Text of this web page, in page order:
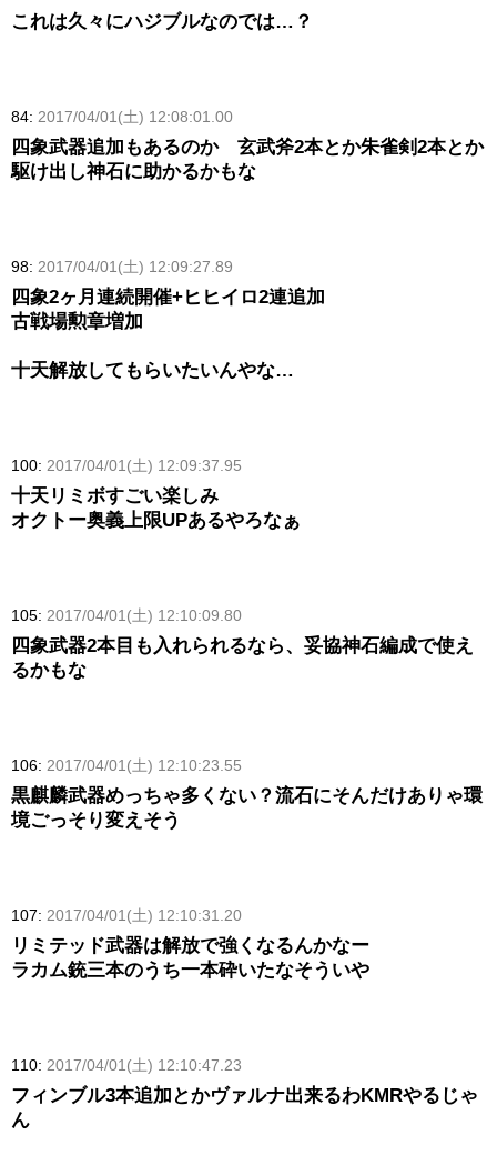
これは久々にハジブルなのでは…？
84: 2017/04/01(土) 12:08:01.00
四象武器追加もあるのか 玄武斧2本とか朱雀剣2本とか
駆け出し神石に助かるかもな
98: 2017/04/01(土) 12:09:27.89
四象2ヶ月連続開催+ヒヒイロ2連追加
古戦場勲章増加
十天解放してもらいたいんやな…
100: 2017/04/01(土) 12:09:37.95
十天リミボすごい楽しみ
オクトー奥義上限UPあるやろなぁ
105: 2017/04/01(土) 12:10:09.80
四象武器2本目も入れられるなら、妥協神石編成で使え
るかもな
106: 2017/04/01(土) 12:10:23.55
黒麒麟武器めっちゃ多くない？流石にそんだけありゃ環
境ごっそり変えそう
107: 2017/04/01(土) 12:10:31.20
リミテッド武器は解放で強くなるんかなー
ラカム銃三本のうち一本砕いたなそういや
110: 2017/04/01(土) 12:10:47.23
フィンブル3本追加とかヴァルナ出来るわKMRやるじゃ
ん